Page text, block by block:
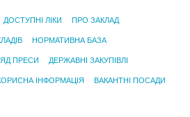
ДОСТУПНІ ЛІКИ ПРО ЗАКЛАД
НОРМАТИВНА БАЗА
ПРЕСИ ДЕРЖАВНІ ЗАКУПІВЛІ
ІНФОРМАЦІЯ ВАКАНТНІ ПОСАДИ